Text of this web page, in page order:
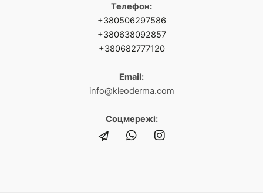
Телефон:
+380506297586
+380638092857
+380682777120
Email:
info@kleoderma.com
Соцмережі: